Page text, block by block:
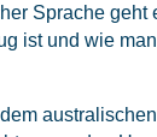
Sprache geht
ist und wie